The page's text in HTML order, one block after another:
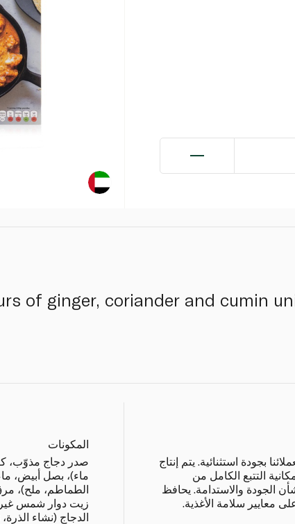
of ginger, coriander and cumin
بجودة استثنائية. يتم إنتاج
التتبع الكامل من
الجودة والاستدامة. يحافظ
معايير سلامة الأغذية.
المكونات
ماء)، بصل أبيض،
الطماطم، ملح)،
زيت دوار شمس
الدجاج (نشاء